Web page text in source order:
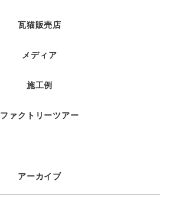
瓦猫販売店
メディア
施工例
ファクトリーツアー
アーカイブ